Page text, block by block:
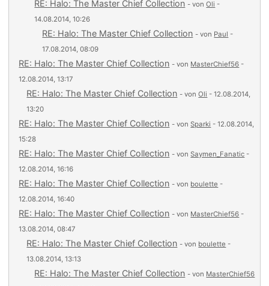
RE: Halo: The Master Chief Collection - vonOli -
14.08.2014, 10:26
RE: Halo: The Master Chief Collection - von Paul -
17.08.2014, 08:09
RE: Halo: The Master Chief Collection - von MasterChief56 -
12.08.2014, 13:17
RE: Halo: The Master Chief Collection - vonOli - 12.08.2014,
13:20
RE: Halo: The Master Chief Collection - vonSparki - 12.08.2014,
15:28
RE: Halo: The Master Chief Collection - vonSaymen_Fanatic -
12.08.2014, 16:16
RE: Halo: The Master Chief Collection - von boulette -
12.08.2014, 16:40
RE: Halo: The Master Chief Collection - von MasterChief56 -
13.08.2014, 08:47
RE: Halo: The Master Chief Collection - von boulette -
13.08.2014, 13:13
RE: Halo: The Master Chief Collection - von MasterChief56